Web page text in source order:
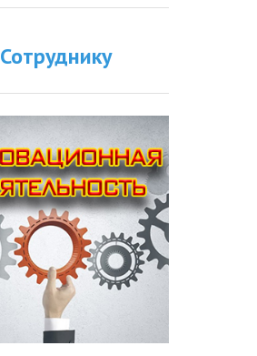
Сотруднику